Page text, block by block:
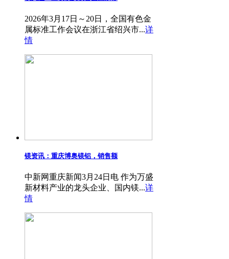
2026年3月17日～20日，全国有色金
属标准工作会议在浙江省绍兴市...详
情
镁资讯：重庆博奥镁铝，销售额
中新网重庆新闻3月24日电 作为万盛
新材料产业的龙头企业、国内镁...详
情